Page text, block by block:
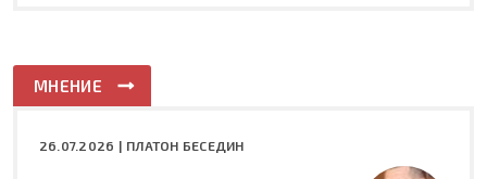
МНЕНИЕ
26.07.2026 | ПЛАТОН БЕСЕДИН